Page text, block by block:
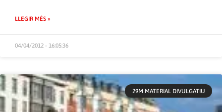
LLEGIR MÉS »
04/04/2012 - 16:05:36
29M MATERIAL DIVULGATIU